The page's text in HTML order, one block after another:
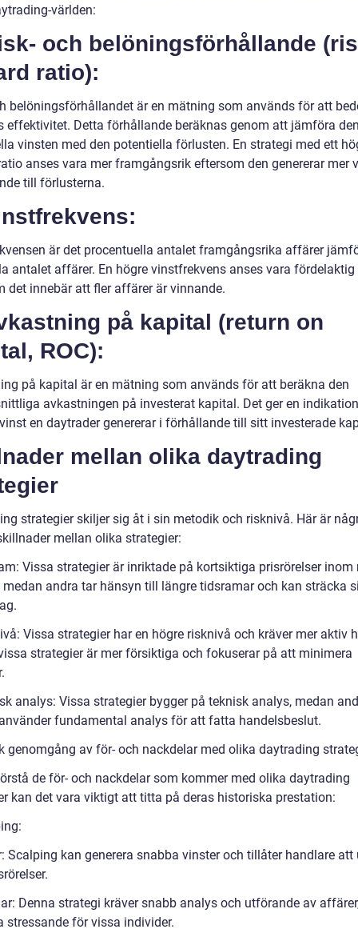
världen:
och belöningsförhållande
ratio):
belöningsförhållandet är en mätning som används för att
effektivitet. Detta förhållande beräknas genom att jämföra
vinsten med den potentiella förlusten. En strategi med ett
anses vara mer framgångsrik eftersom den genererar mer
till förlusterna.
är det procentuella antalet framgångsrika affärer
antalet affärer. En högre vinstfrekvens anses vara fördelaktig
det innebär att fler affärer är vinnande.
på kapital (return on
ROC):
på kapital är en mätning som används för att beräkna den
avkastningen på investerat kapital. Det ger en
en daytrader genererar i förhållande till sitt investerade
mellan olika daytrading
strategier skiljer sig åt i sin metodik och risknivå. Här är
mellan olika strategier:
Vissa strategier är inriktade på kortsiktiga prisrörelser inom
medan andra tar hänsyn till längre tidsramar och kan sträcka
Vissa strategier har en högre risknivå och kräver mer aktiv
strategier är mer försiktiga och fokuserar på att minimera
analys: Vissa strategier bygger på teknisk analys, medan
fundamental analys för att fatta handelsbeslut.
genomgång av för- och nackdelar med olika daytrading
de för- och nackdelar som kommer med olika daytrading
kan det vara viktigt att titta på deras historiska prestation:
Scalping kan generera snabba vinster och tillåter handlare
Denna strategi kräver snabb analys och utförande av
stressande för vissa individer.